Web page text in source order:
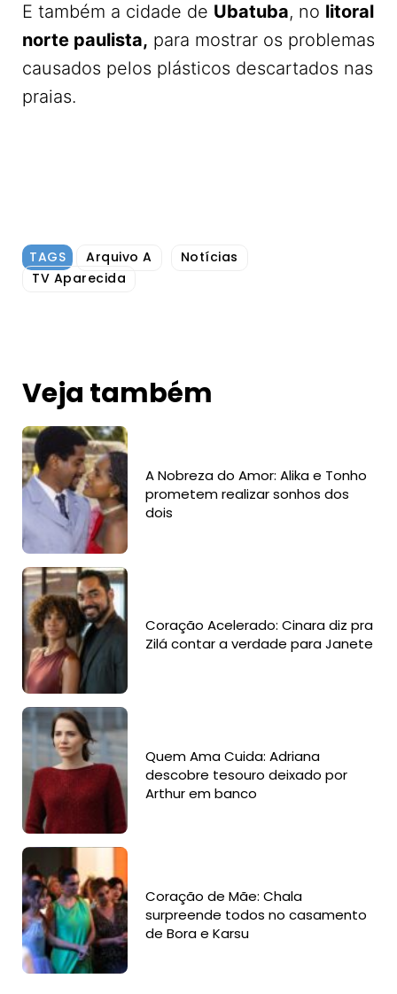
E também a cidade de Ubatuba, no litoral
norte paulista, para mostrar os problemas
causados pelos plásticos descartados nas
praias.
TAGS Arquivo A
Notícias
TV Aparecida
Veja também
A Nobreza do Amor: Alika e Tonho
prometem realizar sonhos dos
dois
Coração Acelerado: Cinara diz pra
Zilá contar a verdade para Janete
Quem Ama Cuida: Adriana
descobre tesouro deixado por
Arthur em banco
Coração de Mãe: Chala
surpreende todos no casamento
de Bora e Karsu